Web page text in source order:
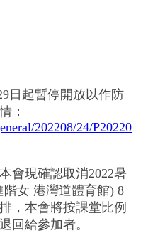
日起暫停開放以作防
：
202208/24/P20220
會現確認取消2022暑
階女 港灣道體育館) 8
，本會將按課堂比例
回給參加者。